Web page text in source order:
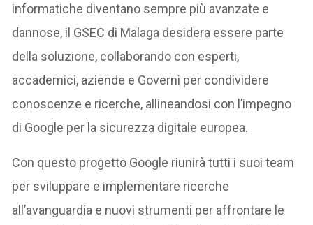
informatiche diventano sempre più avanzate e
dannose, il GSEC di Malaga desidera essere parte
della soluzione, collaborando con esperti,
accademici, aziende e Governi per condividere
conoscenze e ricerche, allineandosi con l’impegno
di Google per la sicurezza digitale europea.
Con questo progetto Google riunirà tutti i suoi team
per sviluppare e implementare ricerche
all’avanguardia e nuovi strumenti per affrontare le